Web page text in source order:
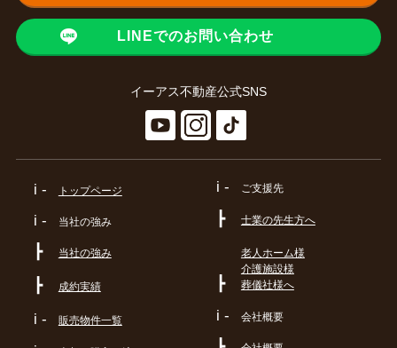
LINEでのお問い合わせ
イーアス不動産公式SNS
i - トップページ
i - 当社の強み
┣ 当社の強み
┣ 成約実績
i - 販売物件一覧
i - ご支援先
┣ 士業の先生方へ
┣
老人ホーム様
介護施設様
葬儀社様へ
i - 会社概要